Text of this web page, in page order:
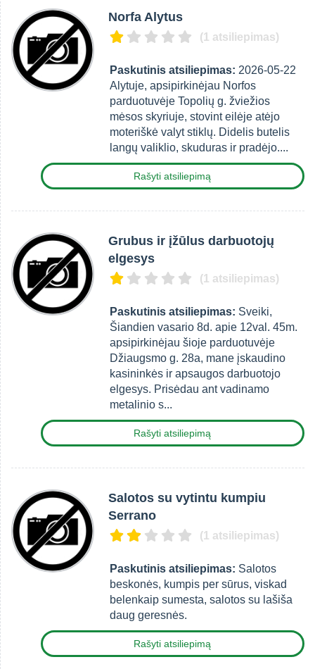
Norfa Alytus
(1 atsiliepimas)
Paskutinis atsiliepimas: 2026-05-22
Alytuje, apsipirkinėjau Norfos
parduotuvėje Topolių g. žviežios
mėsos skyriuje, stovint eilėje atėjo
moteriškė valyt stiklų. Didelis butelis
langų valiklio, skuduras ir pradėjo....
Rašyti atsiliepimą
Grubus ir įžūlus darbuotojų
elgesys
(1 atsiliepimas)
Paskutinis atsiliepimas: Sveiki,
Šiandien vasario 8d. apie 12val. 45m.
apsipirkinėjau šioje parduotuvėje
Džiaugsmo g. 28a, mane įskaudino
kasininkės ir apsaugos darbuotojo
elgesys. Prisėdau ant vadinamo
metalinio s...
Rašyti atsiliepimą
Salotos su vytintu kumpiu
Serrano
(1 atsiliepimas)
Paskutinis atsiliepimas: Salotos
beskonės, kumpis per sūrus, viskad
belenkaip sumesta, salotos su lašiša
daug geresnės.
Rašyti atsiliepimą